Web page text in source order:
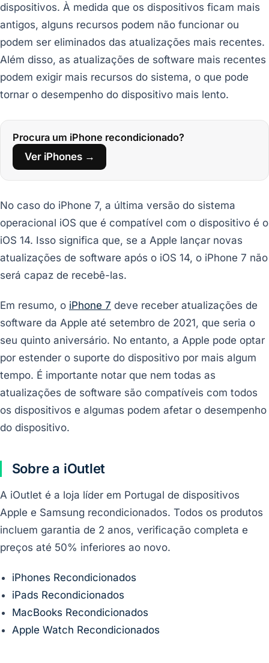
dispositivos. À medida que os dispositivos ficam mais
antigos, alguns recursos podem não funcionar ou
podem ser eliminados das atualizações mais recentes.
Além disso, as atualizações de software mais recentes
podem exigir mais recursos do sistema, o que pode
tornar o desempenho do dispositivo mais lento.
Procura um iPhone recondicionado?
Ver iPhones →
No caso do iPhone 7, a última versão do sistema
operacional iOS que é compatível com o dispositivo é o
iOS 14. Isso significa que, se a Apple lançar novas
atualizações de software após o iOS 14, o iPhone 7 não
será capaz de recebê-las.
Em resumo, o iPhone 7 deve receber atualizações de
software da Apple até setembro de 2021, que seria o
seu quinto aniversário. No entanto, a Apple pode optar
por estender o suporte do dispositivo por mais algum
tempo. É importante notar que nem todas as
atualizações de software são compatíveis com todos
os dispositivos e algumas podem afetar o desempenho
do dispositivo.
Sobre a iOutlet
A iOutlet é a loja líder em Portugal de dispositivos
Apple e Samsung recondicionados. Todos os produtos
incluem garantia de 2 anos, verificação completa e
preços até 50% inferiores ao novo.
iPhones Recondicionados
iPads Recondicionados
MacBooks Recondicionados
Apple Watch Recondicionados